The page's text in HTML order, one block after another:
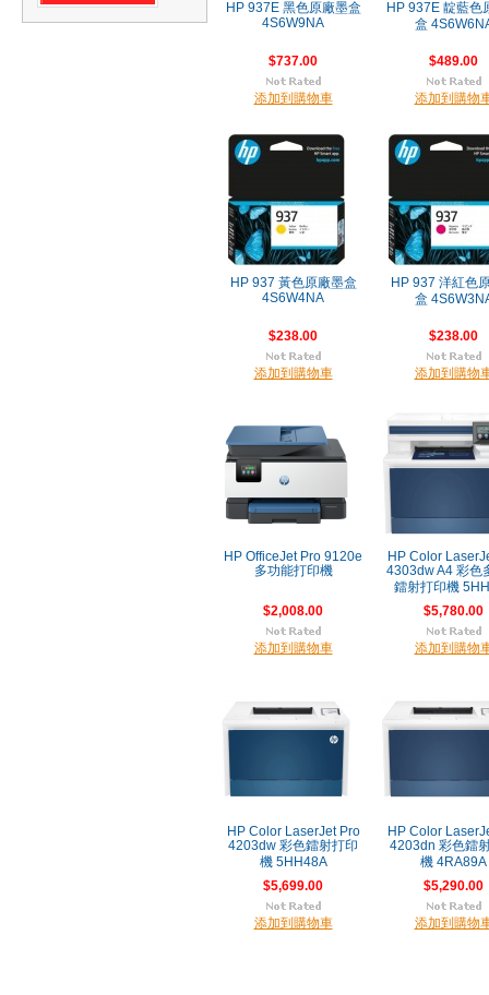
HP 937E 黑色原廠墨盒
4S6W9NA
$737.00
添加到購物車
HP 937E 靛藍色
盒
$489.00
添加到購物
HP 937 黃色原廠墨盒
4S6W4NA
$238.00
添加到購物車
HP 937 洋紅色
盒
$238.00
添加到購物
HP OfficeJet Pro 9120e
多功能打印機
$2,008.00
添加到購物車
HP Color
4303dw A4 彩色
鐳射打印機
$5,780.00
添加到購物
HP Color LaserJet Pro
4203dw 彩色鐳射打印
機 5HH48A
$5,699.00
添加到購物車
HP Color
4203dn 彩色鐳
機 4RA89A
$5,290.00
添加到購物